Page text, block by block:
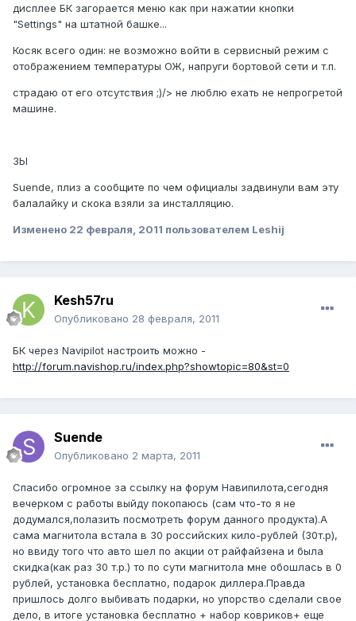
дисплее БК загорается меню как при нажатии кнопки
"Settings" на штатной башке...
Косяк всего один: не возможно войти в сервисный режим с
отображением температуры ОЖ, напруги бортовой сети и т.п.
страдаю от его отсутствия ;)/> не люблю ехать не непрогретой
машине.
ЗЫ
Suende, плиз а сообщите по чем официалы задвинули вам эту
балалайку и скока взяли за инсталляцию.
Изменено 22 февраля, 2011 пользователем Leshij
Kesh57ru
Опубликовано 28 февраля, 2011
БК через Navipilot настроить можно -
http://forum.navishop.ru/index.php?showtopic=80&st=0
Suende
Опубликовано 2 марта, 2011
Cпасибо огромное за ссылку на форум Навипилота,сегодня
вечерком с работы выйду покопаюсь (сам что-то я не
додумался,полазить посмотреть форум данного продукта).А
сама магнитола встала в 30 российских кило-рублей (30т.р),
но ввиду того что авто шел по акции от райфайзена и была
скидка(как раз 30 т.р.) то по сути магнитола мне обошлась в 0
рублей, установка бесплатно, подарок диллера.Правда
пришлось долго выбивать подарки, но упорство сделали свое
дело, в итоге установка бесплатно + набор ковриков+ еще